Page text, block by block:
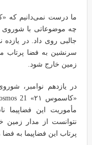
سرنشین به فضا پرتاب
زمین خارج شود.
در یازدهم نوامبر،
مأموریت این فضاپیما
نتوانست از مدار زمین
پرتاب این فضاپیما به